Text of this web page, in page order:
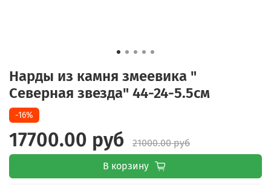
Нарды из камня змеевика "
Северная звезда" 44-24-5.5cм
-16%
17700.00 руб
21000.00 руб
В корзину